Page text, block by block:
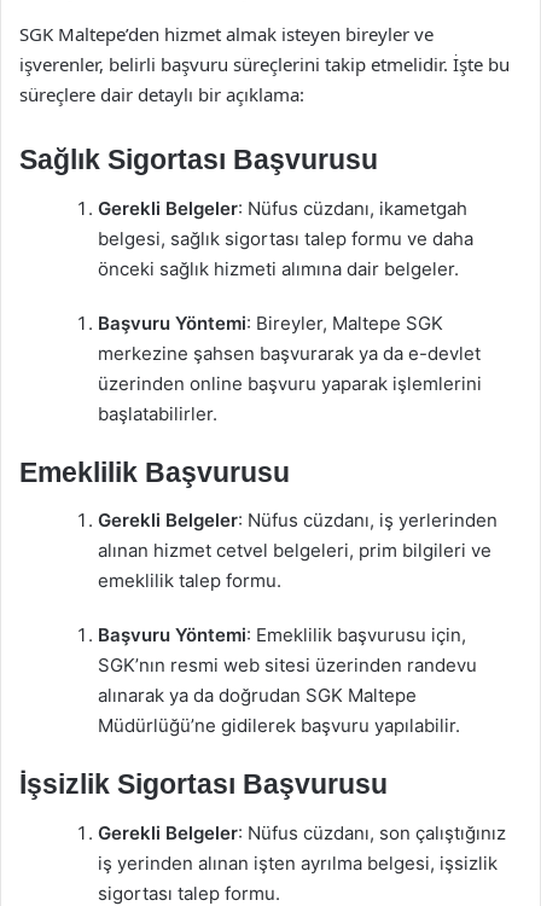
SGK Maltepe’den hizmet almak isteyen bireyler ve
işverenler, belirli başvuru süreçlerini takip etmelidir. İşte bu
süreçlere dair detaylı bir açıklama:
Sağlık Sigortası Başvurusu
Gerekli Belgeler: Nüfus cüzdanı, ikametgah
belgesi, sağlık sigortası talep formu ve daha
önceki sağlık hizmeti alımına dair belgeler.
Başvuru Yöntemi: Bireyler, Maltepe SGK
merkezine şahsen başvurarak ya da e-devlet
üzerinden online başvuru yaparak işlemlerini
başlatabilirler.
Emeklilik Başvurusu
Gerekli Belgeler: Nüfus cüzdanı, iş yerlerinden
alınan hizmet cetvel belgeleri, prim bilgileri ve
emeklilik talep formu.
Başvuru Yöntemi: Emeklilik başvurusu için,
SGK’nın resmi web sitesi üzerinden randevu
alınarak ya da doğrudan SGK Maltepe
Müdürlüğü’ne gidilerek başvuru yapılabilir.
İşsizlik Sigortası Başvurusu
Gerekli Belgeler: Nüfus cüzdanı, son çalıştığınız
iş yerinden alınan işten ayrılma belgesi, işsizlik
sigortası talep formu.